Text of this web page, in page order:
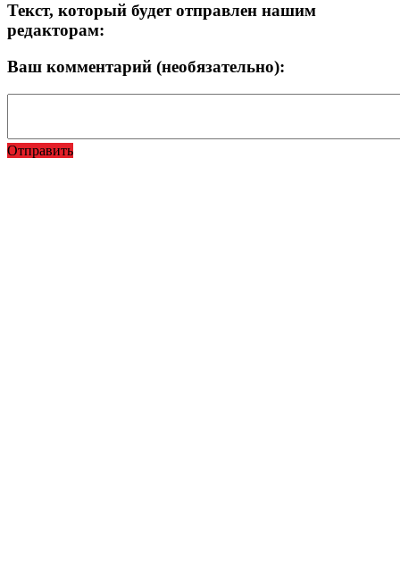
Текст, который будет отправлен нашим
редакторам:
Ваш комментарий (необязательно):
Отправить